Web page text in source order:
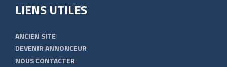
LIENS UTILES
ANCIEN SITE
DEVENIR ANNONCEUR
NOUS CONTACTER